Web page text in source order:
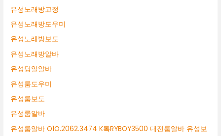
유성노래방고정
유성노래방도우미
유성노래방보도
유성노래방알바
유성당일알바
유성룸도우미
유성룸보도
유성룸알바
유성룸알바 O1O.2062.3474 K톡RYBOY3500 대전룸알바 유성보